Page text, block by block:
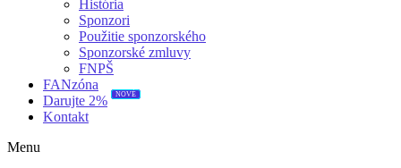
História
Sponzori
Použitie sponzorského
Sponzorské zmluvy
FNPŠ
FANzóna
Darujte 2%
NOVÉ
Kontakt
Menu